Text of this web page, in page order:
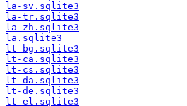
la-sv.sqlite3
la-tr.sqlite3
la-zh.sqlite3
la.sqlite3
lt-bg.sqlite3
lt-ca.sqlite3
lt-cs.sqlite3
lt-da.sqlite3
lt-de.sqlite3
lt-el.sqlite3